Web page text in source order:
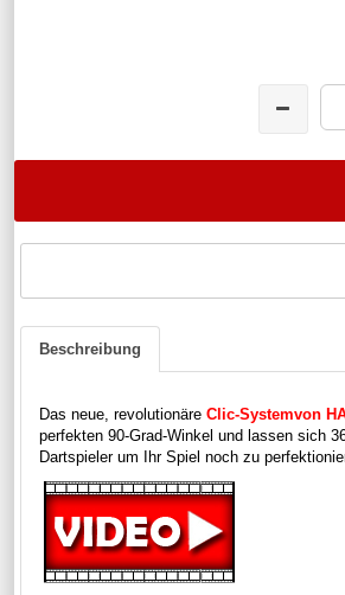
Beschreibung
Das neue, revolutionäre Clic-Systemvon
perfekten 90-Grad-Winkel und lassen sich
Dartspieler um Ihr Spiel noch zu